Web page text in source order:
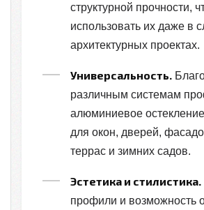
структурной прочности,
использовать их даже в
архитектурных проектах.
Универсальность.
различным системам
алюминиевое
для окон, дверей,
террас и зимних садов.
Эстетика и стилистика.
профили и возможность